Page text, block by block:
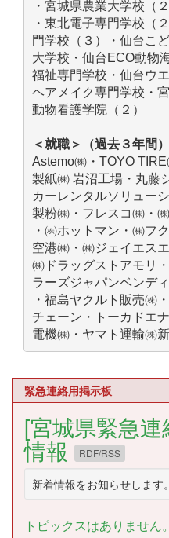
・宮城県農業大学校（
・東北電子専門学校（
門学校（３）・仙台こ
大学校・仙台ECO動物
福祉専門学校・仙台ウ
ヘアメイク専門学校・
動物看護学院（２）
＜就職＞（過去３年間）
Astemo㈱・TOYO
製紙㈱ 岩沼工場・丸藤
カーレンタルソリュー
製粉㈱・フレスコ㈱・
・㈱ホットマン・㈱フ
空港㈱・㈱ジェイエス
㈱ドラッグストアモリ
ラーズジャパンベンデ
・福島ヤクルト販売㈱
チェーン・トーカドエ
電機㈱・ヤマト運輸㈱
緊急連絡用掲示板
[宮城県緊急
情報 RDF/RSS
新着情報をお知らせします。
トピックスはありません。